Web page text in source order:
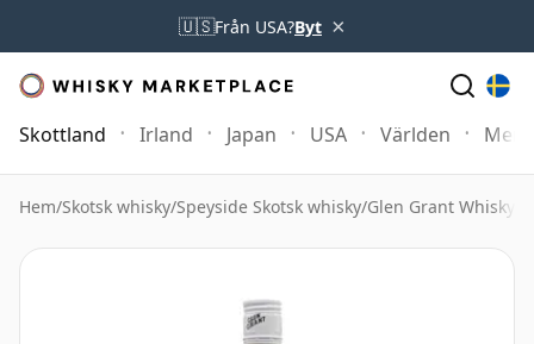
🇺🇸Från USA?Byt ×
Skottland Irland Japan USA Världen Mer
Hem/Skotsk whisky/Speyside Skotsk whisky/Glen Grant Whisky